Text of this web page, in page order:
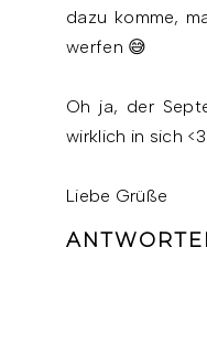
dazu komme,
werfen 😅
Oh ja, der
wirklich in sich <3
Liebe Grüße